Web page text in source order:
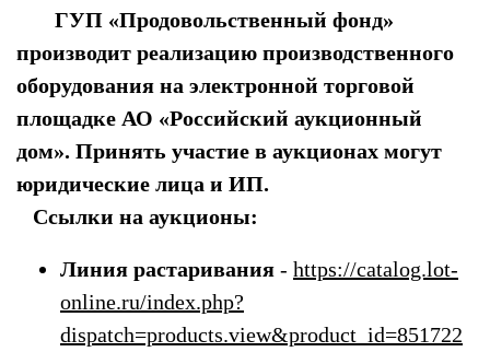
ГУП «Продовольственный фонд»
производит реализацию производственного
оборудования на электронной торговой
площадке АО «Российский аукционный
дом». Принять участие в аукционах могут
юридические лица и ИП.
Ссылки на аукционы:
Линия растаривания - https://catalog.lot-
online.ru/index.php?
dispatch=products.view&product_id=851722